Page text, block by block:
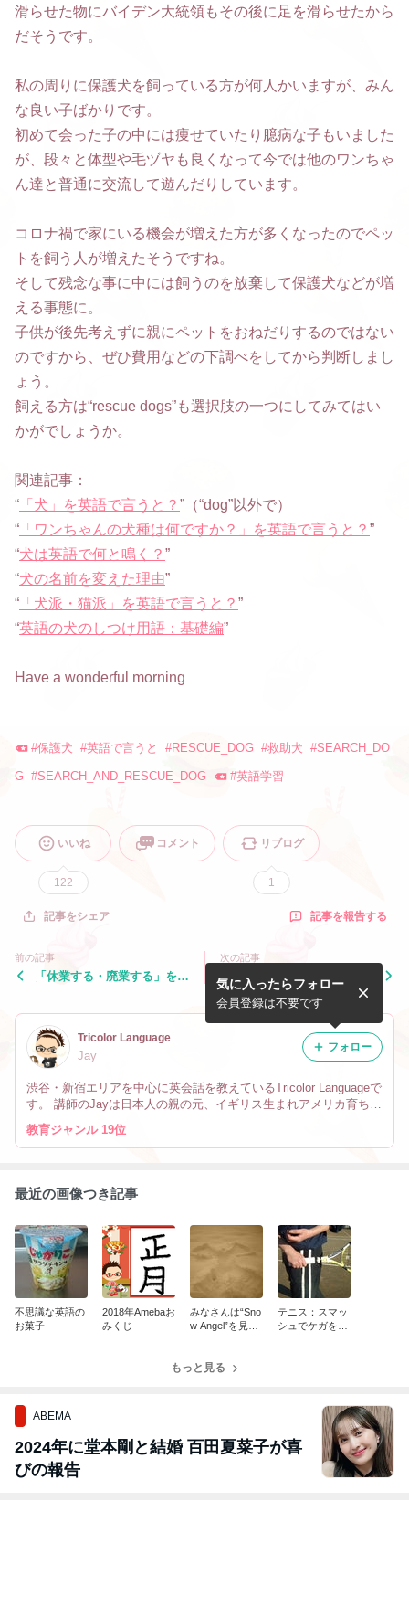
滑らせた物にバイデン大統領もその後に足を滑らせたから
だそうです。
私の周りに保護犬を飼っている方が何人かいますが、みん
な良い子ばかりです。
初めて会った子の中には痩せていたり臆病な子もいました
が、段々と体型や毛ヅヤも良くなって今では他のワンちゃ
ん達と普通に交流して遊んだりしています。
コロナ禍で家にいる機会が増えた方が多くなったのでペッ
トを飼う人が増えたそうですね。
そして残念な事に中には飼うのを放棄して保護犬などが増
える事態に。
子供が後先考えずに親にペットをおねだりするのではない
のですから、ぜひ費用などの下調べをしてから判断しまし
ょう。
飼える方は“rescue dogs”も選択肢の一つにしてみてはい
かがでしょうか。
関連記事：
“ 「犬」を英語で言うと？ ”（“dog”以外で）
“ 「ワンちゃんの犬種は何ですか？」を英語で言うと？ ”
“犬は英語で何と鳴く？ ”
“犬の名前を変えた理由”
“ 「犬派・猫派」を英語で言うと？ ”
“英語の犬のしつけ用語：基礎編”
Have a wonderful morning
#保護犬 #英語で言うと #RESCUE_DOG #救助犬 #SEARCH_DO
G #SEARCH_AND_RESCUE_DOG #英語学習
いいね
122
コメント リブログ
1
記事をシェア 記事を報告する
前の記事
「休業する・廃業する」を英
次の記事
「消火器」を英語で言うと？
Tricolor Language
Jay
渋谷・新宿エリアを中心に英会話を教えているTricolor Languageで
す。 講師のJayは日本人の親の元、イギリス生まれアメリカ育ちで
す。 なので英会話だけでなく、文化や英語の微妙なニュアンスの
違い、海外生活の事も教えています。
気に入ったらフォロー
会員登録は不要です
フォロー
教育ジャンル 19位
最近の画像つき記事
不思議な英語の
お菓子
2018年Amebaお
みくじ
みなさんは“Sno
w Angel”を見た
テニス：スマッ
シュでケガをし
もっと見る
ABEMA
2024年に堂本剛と結婚 百田夏菜子が喜
びの報告